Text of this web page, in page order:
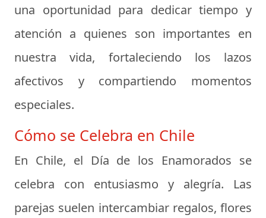
una oportunidad para dedicar tiempo y
atención a quienes son importantes en
nuestra vida, fortaleciendo los lazos
afectivos y compartiendo momentos
especiales.
Cómo se Celebra en Chile
En Chile, el Día de los Enamorados se
celebra con entusiasmo y alegría. Las
parejas suelen intercambiar regalos, flores